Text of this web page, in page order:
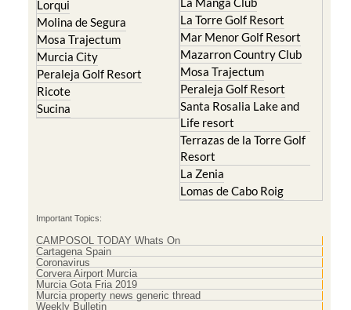
Archena
Blanca
Corvera
El Valle Golf Resort
Hacienda Riquelme Golf
Resort
Lorqui
Sucina
Hacienda del Alamo Golf
Resort
Hacienda Riquelme Golf
Resort
Islas Menores and Mar
de Cristal
La Manga Club
La Torre Golf Resort
Mar Menor Golf Resort
Mazarron Country Club
Mosa Trajectum
Peraleja Golf Resort
Terrazas de la Torre Golf
Resort
La Zenia
Lomas de Cabo Roig